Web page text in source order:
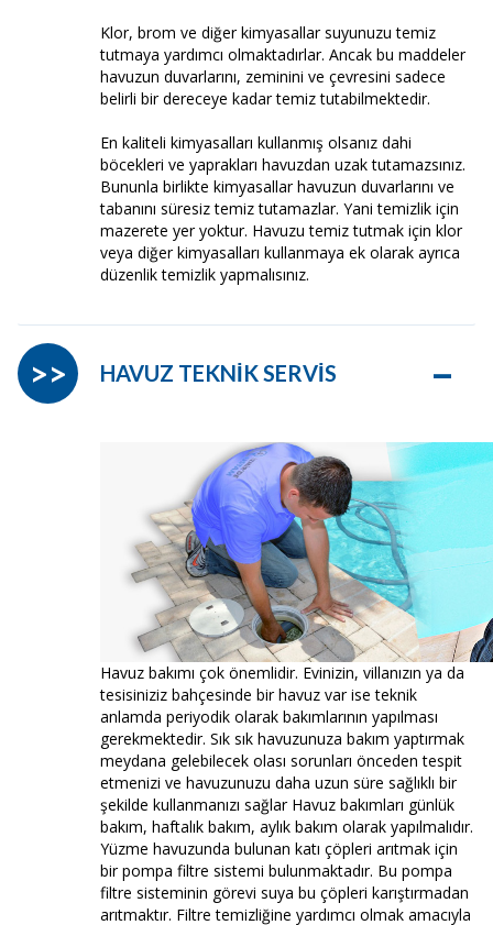
Klor, brom ve diğer kimyasallar suyunuzu temiz
tutmaya yardımcı olmaktadırlar. Ancak bu maddeler
havuzun duvarlarını, zeminini ve çevresini sadece
belirli bir dereceye kadar temiz tutabilmektedir.
En kaliteli kimyasalları kullanmış olsanız dahi
böcekleri ve yaprakları havuzdan uzak tutamazsınız.
Bununla birlikte kimyasallar havuzun duvarlarını ve
tabanını süresiz temiz tutamazlar. Yani temizlik için
mazerete yer yoktur. Havuzu temiz tutmak için klor
veya diğer kimyasalları kullanmaya ek olarak ayrıca
düzenlik temizlik yapmalısınız.
HAVUZ TEKNİK SERVİS –
>>
Havuz bakımı çok önemlidir. Evinizin, villanızın ya da
tesisiniziz bahçesinde bir havuz var ise teknik
anlamda periyodik olarak bakımlarının yapılması
gerekmektedir. Sık sık havuzunuza bakım yaptırmak
meydana gelebilecek olası sorunları önceden tespit
etmenizi ve havuzunuzu daha uzun süre sağlıklı bir
şekilde kullanmanızı sağlar Havuz bakımları günlük
bakım, haftalık bakım, aylık bakım olarak yapılmalıdır.
Yüzme havuzunda bulunan katı çöpleri arıtmak için
bir pompa filtre sistemi bulunmaktadır. Bu pompa
filtre sisteminin görevi suya bu çöpleri karıştırmadan
arıtmaktır. Filtre temizliğine yardımcı olmak amacıyla